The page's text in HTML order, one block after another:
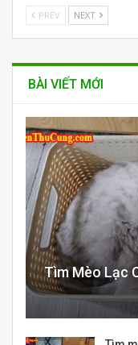
PREV NEXT
BÀI VIẾT MỚI
Tìm Mèo Lạc